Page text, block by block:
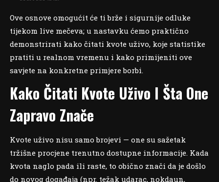
Ove osnove omogućit će ti brže i sigurnije odluke
tijekom live mečeva; u nastavku ćemo praktično
demonstrirati kako čitati kvote uživo, koje statistike
pratiti u realnom vremenu i kako primijeniti ove
savjete na konkretne primjere borbi.
Kako Čitati Kvote Uživo I Šta One
Zapravo Znače
Kvote uživo nisu samo brojevi — one su sažetak
tržišne procjene trenutno dostupne informacije. Kada
kvota naglo pada ili raste, to obično znači da je došlo
do novog događaja (npr. težak udarac, nokdaun,